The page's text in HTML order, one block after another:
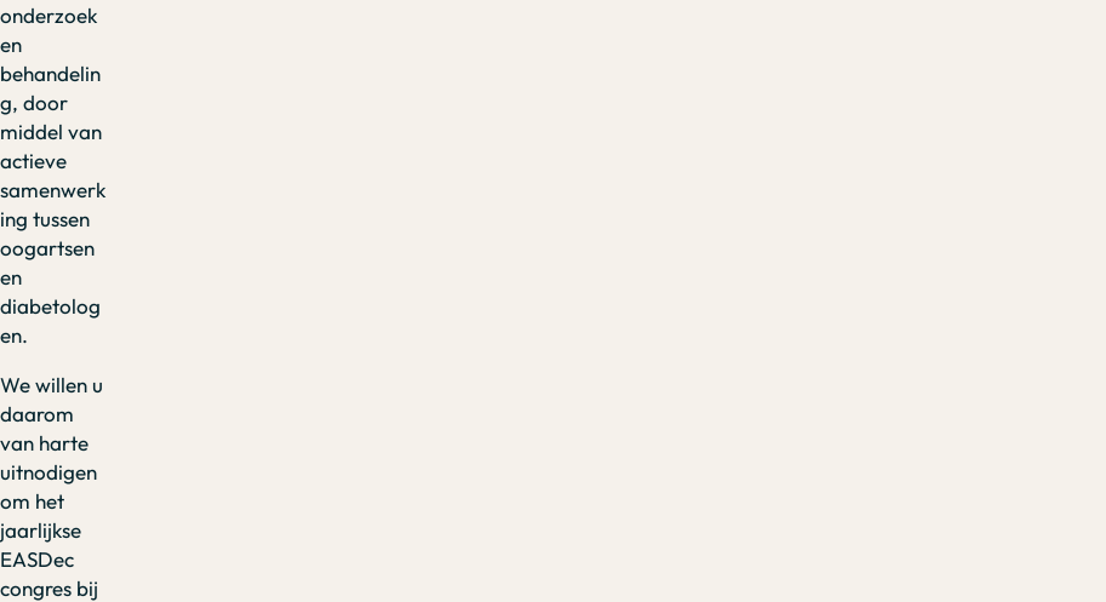
onderzoek
en
behandelin
g, door
middel van
actieve
samenwerk
ing tussen
oogartsen
en
diabetolog
en.
We willen u
daarom
van harte
uitnodigen
om het
jaarlijkse
EASDec
congres bij